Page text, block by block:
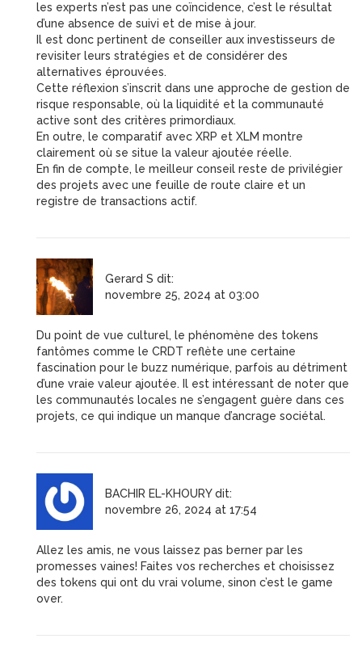
les experts n’est pas une coïncidence, c’est le résultat
d’une absence de suivi et de mise à jour.
Il est donc pertinent de conseiller aux investisseurs de
revisiter leurs stratégies et de considérer des
alternatives éprouvées.
Cette réflexion s’inscrit dans une approche de gestion de
risque responsable, où la liquidité et la communauté
active sont des critères primordiaux.
En outre, le comparatif avec XRP et XLM montre
clairement où se situe la valeur ajoutée réelle.
En fin de compte, le meilleur conseil reste de privilégier
des projets avec une feuille de route claire et un
registre de transactions actif.
Gerard S dit:
novembre 25, 2024 at 03:00
Du point de vue culturel, le phénomène des tokens
fantômes comme le CRDT reflète une certaine
fascination pour le buzz numérique, parfois au détriment
d’une vraie valeur ajoutée. Il est intéressant de noter que
les communautés locales ne s’engagent guère dans ces
projets, ce qui indique un manque d’ancrage sociétal.
BACHIR EL-KHOURYdit:
novembre 26, 2024 at 17:54
Allez les amis, ne vous laissez pas berner par les
promesses vaines! Faites vos recherches et choisissez
des tokens qui ont du vrai volume, sinon c’est le game
over.